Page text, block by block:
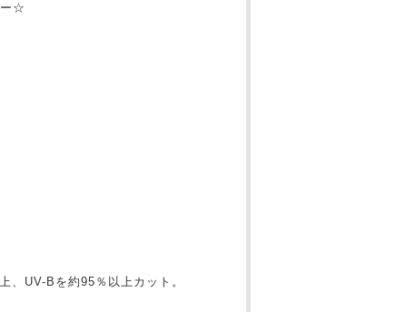
ー☆
UV-Bを約95％以上カット。